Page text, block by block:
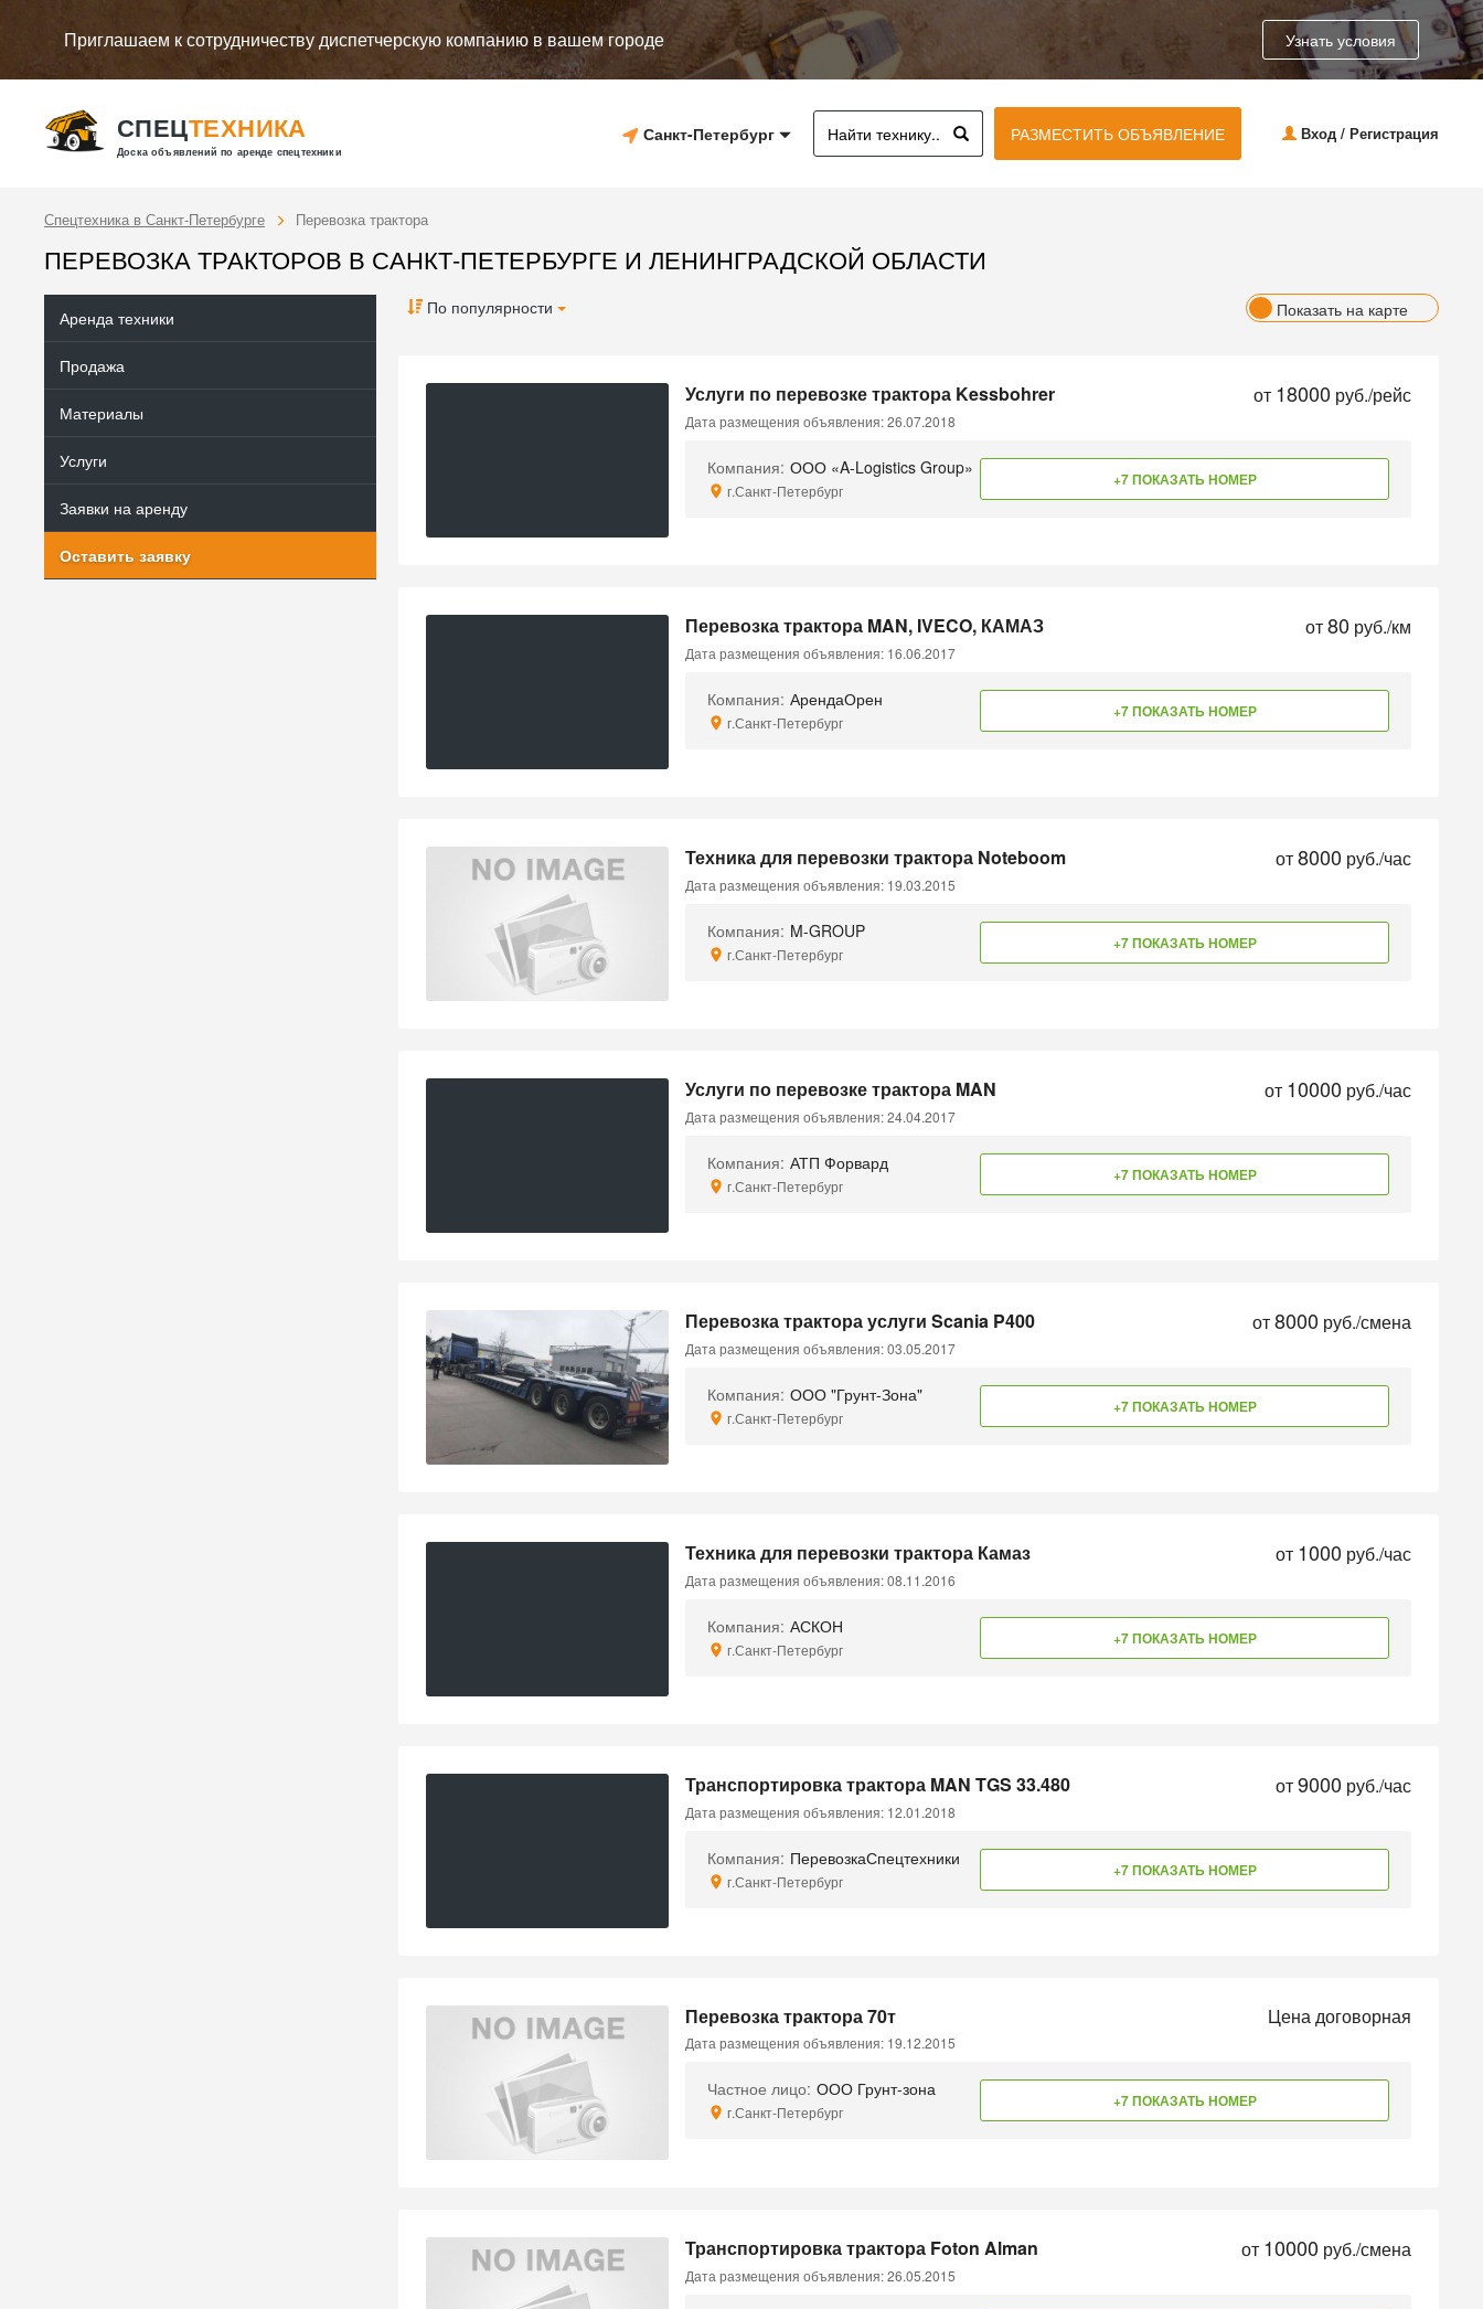
Приглашаем к сотрудничеству диспетчерскую компанию в вашем городе Узнать условия
СПЕЦТЕХНИКА
Доска объявлений по аренде спецтехники
Санкт-Петербург РАЗМЕСТИТЬ ОБЪЯВЛЕНИЕ Вход / Регистрация
Спецтехника в Санкт-Петербурге Перевозка трактора
ПЕРЕВОЗКА ТРАКТОРОВ В САНКТ-ПЕТЕРБУРГЕ И ЛЕНИНГРАДСКОЙ ОБЛАСТИ
Аренда техники
Продажа
Материалы
Услуги
Заявки на аренду
Оставить заявку
По популярности Показать на карте
Услуги по перевозке трактора Kessbohrer от 18000 руб./рейс
Дата размещения объявления: 26.07.2018
Компания: ООО «A-Logistics Group»
г.Санкт-Петербург
+7 ПОКАЗАТЬ НОМЕР
Перевозка трактора MAN, IVECO, КАМАЗ от80 руб./км
Дата размещения объявления: 16.06.2017
Компания: АрендаОрен
г.Санкт-Петербург
+7 ПОКАЗАТЬ НОМЕР
Техника для перевозки трактора Noteboom от8000 руб./час
Дата размещения объявления: 19.03.2015
Компания: M-GROUP
г.Санкт-Петербург
+7 ПОКАЗАТЬ НОМЕР
Услуги по перевозке трактора MAN от 10000 руб./час
Дата размещения объявления: 24.04.2017
Компания: АТП Форвард
г.Санкт-Петербург
+7 ПОКАЗАТЬ НОМЕР
Перевозка трактора услуги Scania P400 от8000 руб./смена
Дата размещения объявления: 03.05.2017
Компания: ООО "Грунт-Зона"
г.Санкт-Петербург
+7 ПОКАЗАТЬ НОМЕР
Техника для перевозки трактора Камаз от 1000 руб./час
Дата размещения объявления: 08.11.2016
Компания: АСКОН
г.Санкт-Петербург
+7 ПОКАЗАТЬ НОМЕР
Транспортировка трактора MAN TGS 33.480 от9000 руб./час
Дата размещения объявления: 12.01.2018
Компания: ПеревозкаСпецтехники
г.Санкт-Петербург
+7 ПОКАЗАТЬ НОМЕР
Перевозка трактора 70т Цена договорная
Дата размещения объявления: 19.12.2015
Частное лицо: ООО Грунт-зона
г.Санкт-Петербург
+7 ПОКАЗАТЬ НОМЕР
Транспортировка трактора Foton Alman от 10000 руб./смена
Дата размещения объявления: 26.05.2015